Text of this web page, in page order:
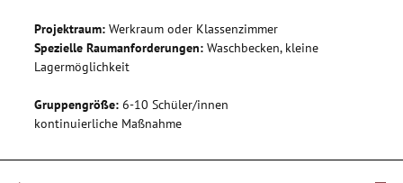
Projektraum: Werkraum oder Klassenzimmer
Spezielle Raumanforderungen: Waschbecken, kleine
Lagermöglichkeit
Gruppengröße: 6-10 Schüler/innen
kontinuierliche Maßnahme